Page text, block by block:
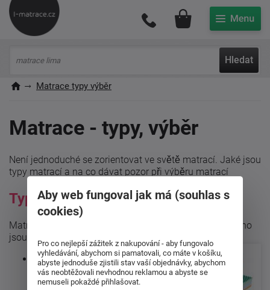
Hledat
Můj účet
Matrace typy výběr
Matrace - typy, výběr
Není jednoduché se zorientovat ve světě matrací. Jaké jsou
typy matrací a na co dávat pozor při výběru matrací
Typy matrací
Matrace se nejčastěji rozdělují
, z kterého
jsou vyrobeny
matrace ze
studené
pěny
Aby web fungoval jak má (souhlas s
cookies)
Pro co nejlepší zážitek z nakupování - aby fungovalo
vyhledávání, abychom si pamatovali, co máte v košíku,
abyste jednoduše zjistili stav vaší objednávky, abychom
vás neobtěžovali nevhodnou reklamou a abyste se
nemuseli pokaždé přihlašovat.